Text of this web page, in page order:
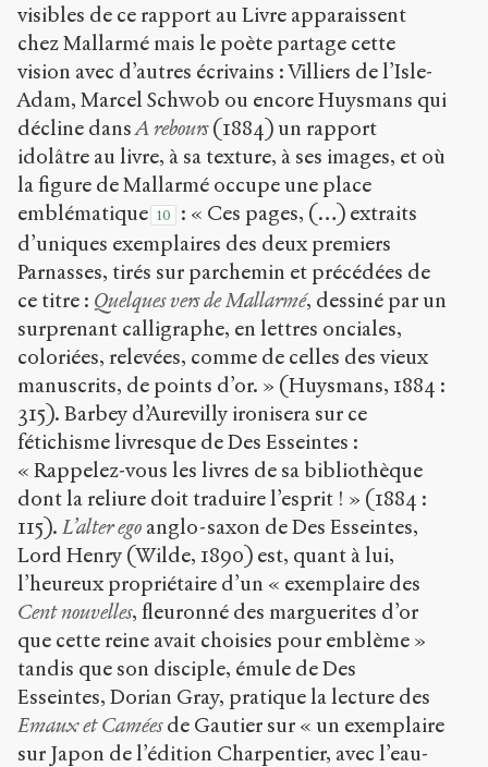
visibles de ce rapport au Livre apparaissent
chez Mallarmé mais le poète partage cette
vision avec d’autres écrivains : Villiers de l’Isle-
Adam, Marcel Schwob ou encore Huysmans qui
décline dansA rebours(1884) un rapport
idolâtre au livre, à sa texture, à ses images, et où
la figure de Mallarmé occupe une place
emblématique 10
: « Ces pages, (…) extraits
d’uniques exemplaires des deux premiers
Parnasses, tirés sur parchemin et précédées de
ce titre : Quelques vers de Mallarmé, dessiné par un
surprenant calligraphe, en lettres onciales,
coloriées, relevées, comme de celles des vieux
manuscrits, de points d’or. » (Huysmans, 1884 :
315). Barbey d’Aurevilly ironisera sur ce
fétichisme livresque de Des Esseintes :
« Rappelez-vous les livres de sa bibliothèque
dont la reliure doit traduire l’esprit ! » (1884 :
115). L’alter ego anglo-saxon de Des Esseintes,
Lord Henry (Wilde, 1890) est, quant à lui,
l’heureux propriétaire d’un « exemplaire des
Cent nouvelles, fleuronné des marguerites d’or
que cette reine avait choisies pour emblème »
tandis que son disciple, émule de Des
Esseintes, Dorian Gray, pratique la lecture des
Emaux et Caméesde Gautier sur « un exemplaire
sur Japon de l’édition Charpentier, avec l’eau-